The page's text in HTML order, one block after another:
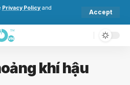
Privacy Policy and
Accept
khí hậu